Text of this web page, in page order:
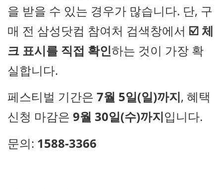
을 받을 수 있는 경우가 많습니다. 단, 구
매 전 삼성닷컴 참여처 검색창에서 ☑️ 체
크 표시를 직접 확인하는 것이 가장 확
실합니다.
페스티벌 기간은 7월 5일(일)까지, 혜택
신청 마감은 9월 30일(수)까지입니다.
문의: 1588-3366